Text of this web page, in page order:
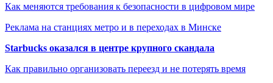
Как меняются требования к безопасности в цифровом мире
Реклама на станциях метро и в переходах в Минске
Starbucks оказался в центре крупного скандала
Как правильно организовать переезд и не потерять время